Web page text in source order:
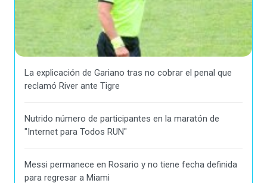
La explicación de Gariano tras no cobrar el penal que
reclamó River ante Tigre
Nutrido número de participantes en la maratón de
"Internet para Todos RUN"
Messi permanece en Rosario y no tiene fecha definida
para regresar a Miami